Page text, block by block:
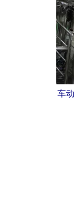
车